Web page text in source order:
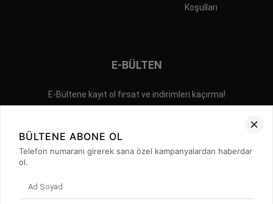
Koşulları
E-BÜLTEN
E-Bültene kayıt ol fırsat ve indirimleri kaçırma!
BÜLTENE ABONE OL
Telefon numaranı girerek sana özel kampanyalardan haberdar
ol.